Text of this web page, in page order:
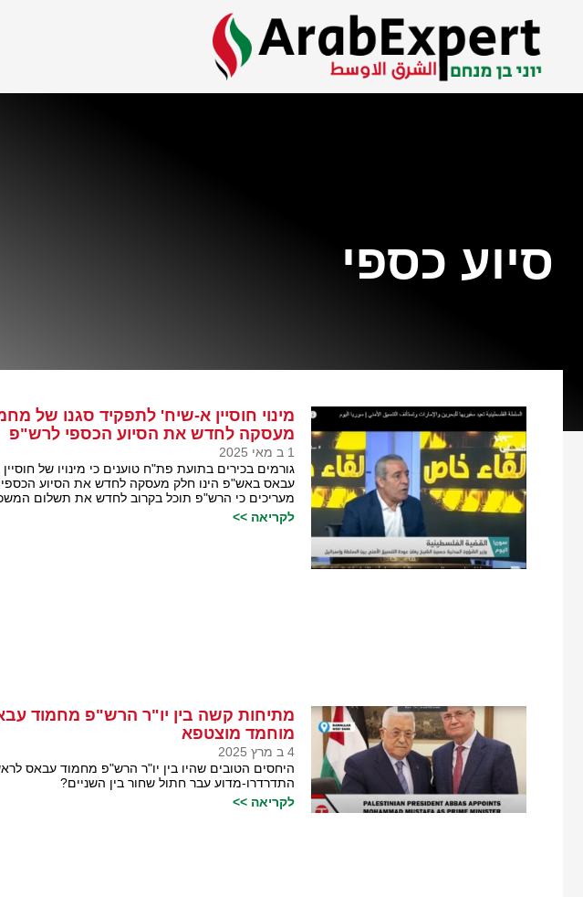
סיוע כספי
מינוי חוסיין א-שיח' לתפקיד סגנו של
מעסקה לחדש את הסיוע הכספי לרש"פ
1 ב מאי 2025
גורמים בכירים בתועת פת"ח טוענים כי מינויו של
עבאס באש"פ הינו חלק מעסקה לחדש את הסיוע הכספי
מעריכים כי הרש"פ תוכל בקרוב לחדש את תשלום
לקריאה >>
מתיחות קשה בין יו"ר הרש"פ מחמוד
מוחמד מוצטפא
4 ב מרץ 2025
היחסים הטובים שהיו בין יו"ר הרש"פ מחמוד עבאס
התדרדרו-מדוע עבר חתול שחור בין השניים?
לקריאה >>